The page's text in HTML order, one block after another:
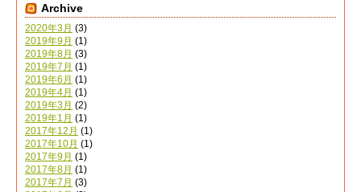
Archive
2020年3月 (3)
2019年9月 (1)
2019年8月 (3)
2019年7月 (1)
2019年6月 (1)
2019年4月 (1)
2019年3月 (2)
2019年1月 (1)
2017年12月 (1)
2017年10月 (1)
2017年9月 (1)
2017年8月 (1)
2017年7月 (3)